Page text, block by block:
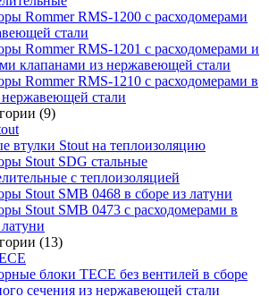
Rommer RMS-1200 с расходомерами
стали
Rommer RMS-1201 с расходомерами и
клапанами из нержавеющей стали
Rommer RMS-1210 с расходомерами в
нержавеющей стали
(9)
втулки Stout на теплоизоляцию
Stout SDG стальные
с теплоизоляцией
Stout SMB 0468 в сборе из латуни
Stout SMB 0473 с расходомерами в
(13)
блоки TECE без вентилей в сборе
сечения из нержавеющей стали